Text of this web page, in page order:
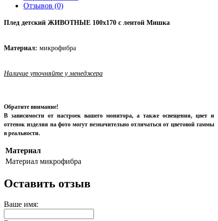
Отзывов (0)
Плед детский ЖИВОТНЫЕ 100х170 с лентой Мишка
Материал: микрофибра
Наличие уточняйте у менеджера
Обратите внимание!
В зависимости от настроек вашего монитора, а также освещения, цвет и
оттенок изделия на фото могут незначительно отличаться от цветовой гаммы
в реальности.
Материал
Материал микрофибра
Оставить отзыв
Ваше имя: